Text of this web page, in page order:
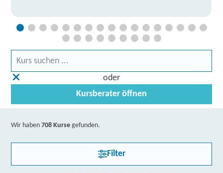
oder
Kursberater öffnen
Wir haben708 Kurse gefunden.
Filter